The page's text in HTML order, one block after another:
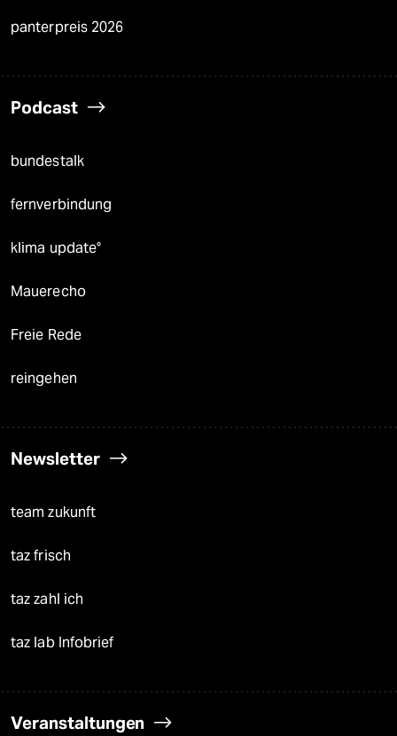
panterpreis 2026
Podcast
bundestalk
fernverbindung
klima update°
Mauerecho
Freie Rede
reingehen
Newsletter
team zukunft
taz frisch
taz zahl ich
taz lab Infobrief
Veranstaltungen